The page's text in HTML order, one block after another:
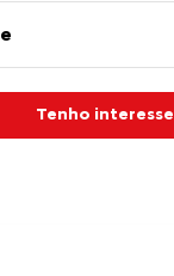
Tenho interesse